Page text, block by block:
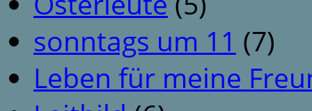
sonntags um 11 (7)
Leben für meine